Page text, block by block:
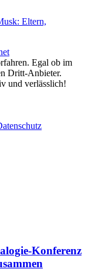
Eltern,
Egal ob im
Dritt-Anbieter.
und verlässlich!
Konferenz